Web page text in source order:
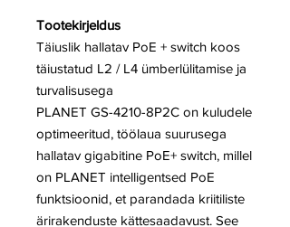
Tootekirjeldus
Täiuslik hallatav PoE + switch koos
täiustatud L2 / L4 ümberlülitamise ja
turvalisusega
PLANET GS-4210-8P2C on kuludele
optimeeritud, töölaua suurusega
hallatav gigabitine PoE+ switch, millel
on PLANET intelligentsed PoE
funktsioonid, et parandada kriitiliste
ärirakenduste kättesaadavust. See